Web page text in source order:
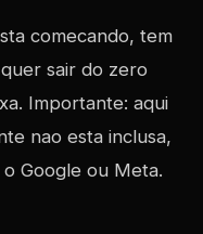
comecando, tem
sair do zero
Importante: aqui
nao esta inclusa,
Google ou Meta.